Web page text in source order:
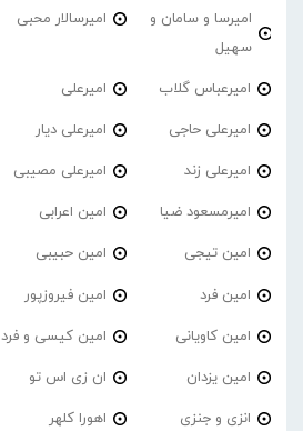
امیرسا و سامان و
سهیل
امیرسالار محبی
امیرعباس گلاب امیرعلی
امیرعلی حاجی امیرعلی دیار
امیرعلی زند امیرعلی مصیبی
امیرمسعود ضیا امین اعرابی
امین تیجی امین حبیبی
امین فرد امین فیروزپور
امین کاویانی امین کیسی و فرد
امین یزدان ان زی اس تو
انزی و جنزی اهورا کلهر